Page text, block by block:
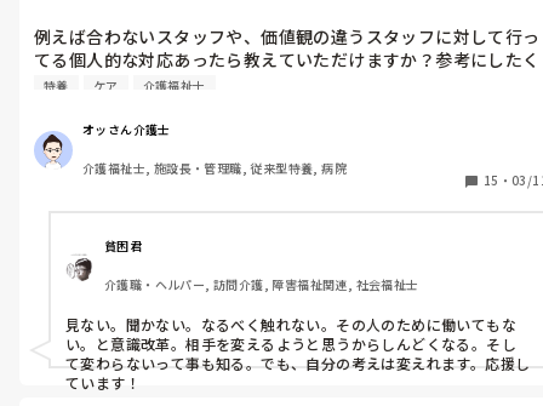
例えば合わないスタッフや、価値観の違うスタッフに対して行っ
てる個人的な対応あったら教えていただけますか？参考にしたく
て
特養 ケア 介護福祉士
オッさん介護士
介護福祉士, 施設長・管理職, 従来型特養, 病院
15 ・ 03/
貧困君
介護職・ヘルパー, 訪問介護, 障害福祉関連, 社会福祉士
見ない。聞かない。なるべく触れない。その人のために働いてもな
い。と意識改革。相手を変えるようと思うからしんどくなる。そし
て変わらないって事も知る。でも、自分の考えは変えれます。応援し
ています！